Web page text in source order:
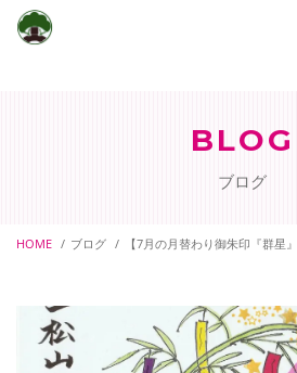
ご供養
御朱印について
ペットの訪問火葬
よ
ブ
当
BLOG
ブログ
HOME ブログ 【7月の月替わり御朱印『群星